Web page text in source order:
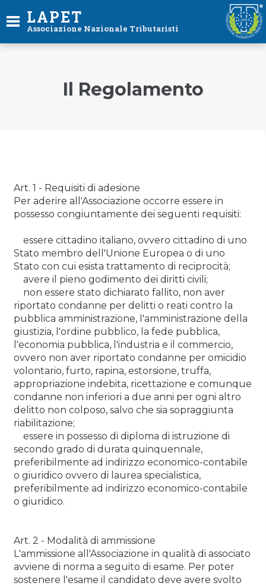
LAPET
Associazione Nazionale Tributaristi
Il Regolamento
Art. 1 - Requisiti di adesione
Per aderire all'Associazione occorre essere in
possesso congiuntamente dei seguenti requisiti:
essere cittadino italiano, ovvero cittadino di uno
Stato membro dell'Unione Europea o di uno
Stato con cui esista trattamento di reciprocità;
avere il pieno godimento dei diritti civili;
non essere stato dichiarato fallito, non aver
riportato condanne per delitti o reati contro la
pubblica amministrazione, l'amministrazione della
giustizia, l'ordine pubblico, la fede pubblica,
l'economia pubblica, l'industria e il commercio,
ovvero non aver riportato condanne per omicidio
volontario, furto, rapina, estorsione, truffa,
appropriazione indebita, ricettazione e comunque
condanne non inferiori a due anni per ogni altro
delitto non colposo, salvo che sia sopraggiunta
riabilitazione;
essere in possesso di diploma di istruzione di
secondo grado di durata quinquennale,
preferibilmente ad indirizzo economico-contabile
o giuridico ovvero di laurea specialistica,
preferibilmente ad indirizzo economico-contabile
o giuridico.
Art. 2 - Modalità di ammissione
L'ammissione all'Associazione in qualità di associato
avviene di norma a seguito di esame. Per poter
sostenere l'esame il candidato deve avere svolto